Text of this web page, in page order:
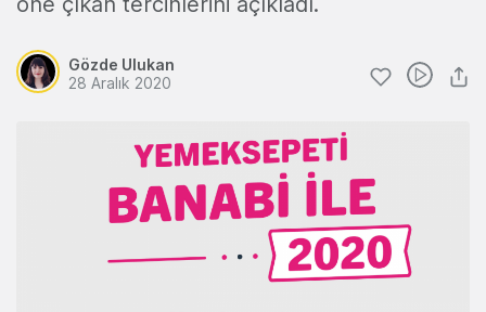
Gözde Ulukan
28 Aralık 2020